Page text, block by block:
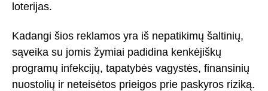
loterijas.
Kadangi šios reklamos yra iš nepatikimų šaltinių,
sąveika su jomis žymiai padidina kenkėjiškų
programų infekcijų, tapatybės vagystės, finansinių
nuostolių ir neteisėtos prieigos prie paskyros riziką.